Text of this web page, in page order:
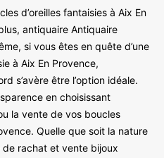
d’oreilles fantaisies à Aix En
antiquaire Antiquaire
si vous êtes en quête d’une
à Aix En Provence,
s’avère être l’option idéale.
en choisissant
la vente de vos boucles
Quelle que soit la nature
de rachat et vente bijoux